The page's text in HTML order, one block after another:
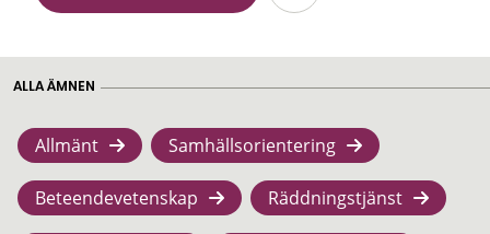
ALLA ÄMNEN
Allmänt Samhällsorientering
Beteendevetenskap Räddningstjänst